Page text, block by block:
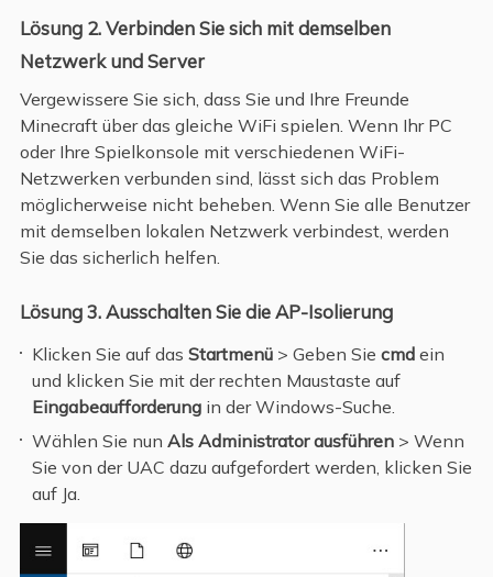
Lösung 2. Verbinden Sie sich mit demselben
Netzwerk und Server
Vergewissere Sie sich, dass Sie und Ihre Freunde
Minecraft über das gleiche WiFi spielen. Wenn Ihr PC
oder Ihre Spielkonsole mit verschiedenen WiFi-
Netzwerken verbunden sind, lässt sich das Problem
möglicherweise nicht beheben. Wenn Sie alle Benutzer
mit demselben lokalen Netzwerk verbindest, werden
Sie das sicherlich helfen.
Lösung 3. Ausschalten Sie die AP-Isolierung
Klicken Sie auf dasStartmenü > Geben Siecmdein
und klicken Sie mit der rechten Maustaste auf
Eingabeaufforderung in der Windows-Suche.
Wählen Sie nunAls Administrator ausführen > Wenn
Sie von der UAC dazu aufgefordert werden, klicken Sie
auf Ja.